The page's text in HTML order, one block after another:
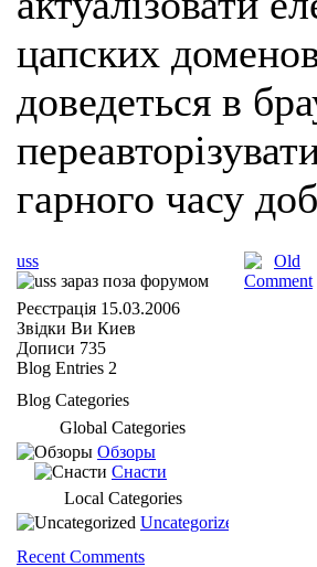
цапских
доведеться в
гарного часу
uss
Реєстрація 15.03.2006
Звідки Ви Киев
Дописи 735
Blog Entries 2
Blog Categories
Global Categories
Обзоры
Снасти
Local Categories
Uncategorized
Recent Comments